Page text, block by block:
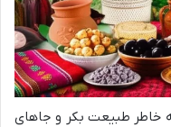
خاطر طبیعت بکر و جاهای